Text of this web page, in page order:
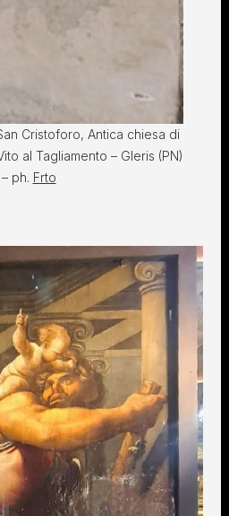
Cristoforo, Antica chiesa di
al Tagliamento – Gleris (PN)
– ph. Frto